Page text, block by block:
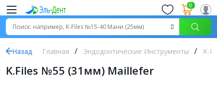
0
Назад Главная Эндодонтические Инструменты K-
K.Files №55 (31мм) Maillefer